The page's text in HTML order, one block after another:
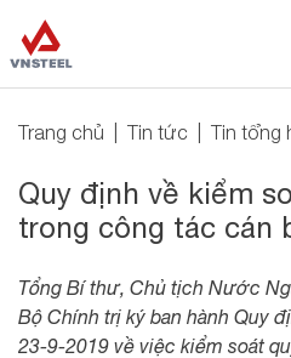
Trang chủ Tin tức Tin tổng
Quy định về kiểm
trong công tác cán
Tổng Bí thư, Chủ tịch Nước
Bộ Chính trị ký ban hành Quy
23-9-2019 về việc kiểm soát